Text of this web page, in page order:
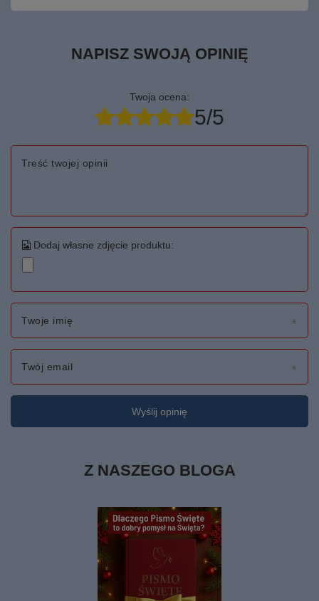
NAPISZ SWOJĄ OPINIĘ
Twoja ocena:
5/5
Treść twojej opinii
Dodaj własne zdjęcie produktu:
Twoje imię
Twój email
Wyślij opinię
Z NASZEGO BLOGA